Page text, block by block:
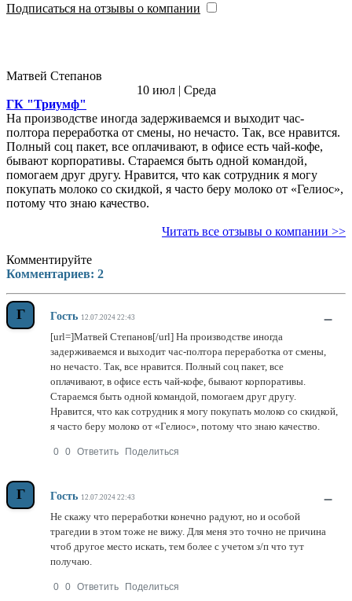
Подписаться на отзывы о компании
Матвей Степанов
10 июл | Среда
ГК "Триумф"
На производстве иногда задерживаемся и выходит час-
полтора переработка от смены, но нечасто. Так, все нравится.
Полный соц пакет, все оплачивают, в офисе есть чай-кофе,
бывают корпоративы. Стараемся быть одной командой,
помогаем друг другу. Нравится, что как сотрудник я могу
покупать молоко со скидкой, я часто беру молоко от «Гелиос»,
потому что знаю качество.
Читать все отзывы о компании >>
Комментируйте
Комментариев: 2
Г Гость 12.07.2024 22:43 –
[url=]Матвей Степанов[/url] На производстве иногда
задерживаемся и выходит час-полтора переработка от смены,
но нечасто. Так, все нравится. Полный соц пакет, все
оплачивают, в офисе есть чай-кофе, бывают корпоративы.
Стараемся быть одной командой, помогаем друг другу.
Нравится, что как сотрудник я могу покупать молоко со скидкой,
я часто беру молоко от «Гелиос», потому что знаю качество.
0 0 Ответить Поделиться
Г Гость 12.07.2024 22:43 –
Не скажу что переработки конечно радуют, но и особой
трагедии в этом тоже не вижу. Для меня это точно не причина
чтоб другое место искать, тем более с учетом з/п что тут
получаю.
0 0 Ответить Поделиться